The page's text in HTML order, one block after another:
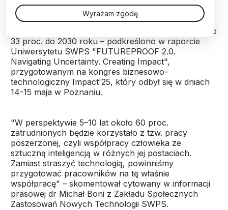
W związku z upowszechnieniem sztucznej
inteligencji udział zadań wykonywanych wyłącznie
przez człowieka skurczy się z obecnych 47 proc. do
33 proc. do 2030 roku – podkreślono w raporcie
Uniwersytetu SWPS "FUTUREPROOF 2.0.
Navigating Uncertainty. Creating Impact",
przygotowanym na kongres biznesowo-
technologiczny Impact'25, który odbył się w dniach
14-15 maja w Poznaniu.
"W perspektywie 5–10 lat około 60 proc.
zatrudnionych będzie korzystało z tzw. pracy
poszerzonej, czyli współpracy człowieka ze
sztuczną inteligencją w różnych jej postaciach.
Zamiast straszyć technologią, powinniśmy
przygotować pracowników na tę właśnie
współpracę" – skomentował cytowany w informacji
prasowej dr Michał Boni z Zakładu Społecznych
Zastosowań Nowych Technologii SWPS.
Wyrażam zgodę